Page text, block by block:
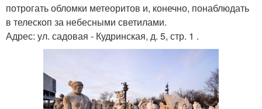
потрогать обломки метеоритов и, конечно, понаблюдать
в телескоп за небесными светилами.
Адрес: ул. садовая - Кудринская, д. 5, стр. 1 .